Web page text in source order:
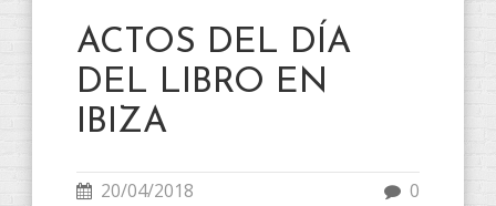
ACTOS DEL DÍA
DEL LIBRO EN
IBIZA
20/04/2018 0